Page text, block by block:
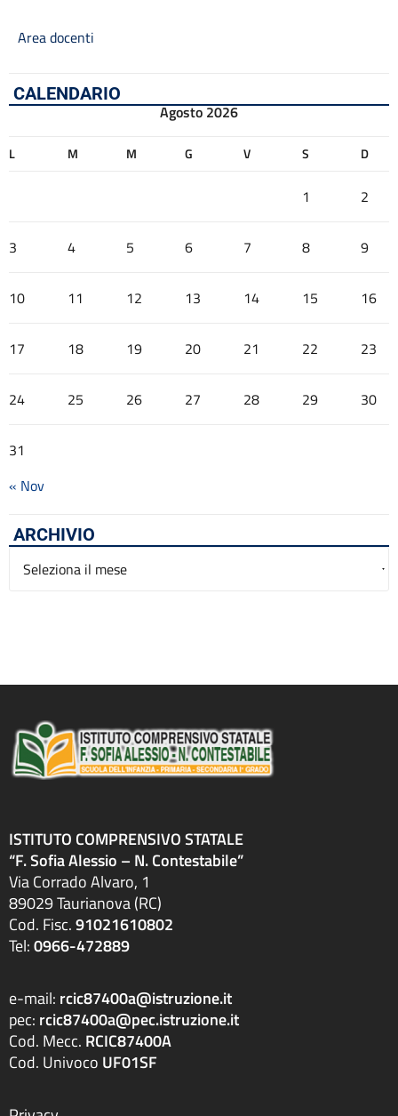
Area docenti
CALENDARIO
Agosto 2026
L M M G V S D
1 2
3 4 5 6 7 8 9
10 11 12 13 14 15 16
17 18 19 20 21 22 23
24 25 26 27 28 29 30
31
« Nov
ARCHIVIO
Archivio
ISTITUTO COMPRENSIVO STATALE
“F. Sofia Alessio – N. Contestabile”
Via Corrado Alvaro, 1
89029 Taurianova (RC)
Cod. Fisc.91021610802
Tel:0966-472889
e-mail: rcic87400a@istruzione.it
pec: rcic87400a@pec.istruzione.it
Cod. Mecc. RCIC87400A
Cod. Univoco UF01SF